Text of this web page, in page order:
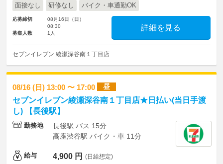
面接なし 研修なし バイク・車通勤OK
応募締切
08月16日（日）
08:30
募集人数
1人
詳細を見る
セブンイレブン 綾瀬深谷南１丁目店
08/16 (日) 13:00 〜 17:00 昼
セブンイレブン綾瀬深谷南１丁目店★日払い(当日手渡
し) 【長後駅】
勤務地
長後駅 バス 15分
高座渋谷駅 バイク・車 11分
給与 4,900 円 (日給想定)